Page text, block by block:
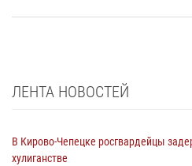
ЛЕНТА НОВОСТЕЙ
В Кирово-Чепецке росгвардейцы
хулиганстве